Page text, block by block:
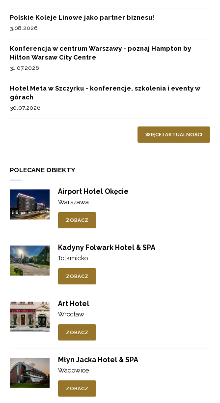
Polskie Koleje Linowe jako partner biznesu!
3.08.2026
Konferencja w centrum Warszawy - poznaj Hampton by
Hilton Warsaw City Centre
31.07.2026
Hotel Meta w Szczyrku - konferencje, szkolenia i eventy w
górach
30.07.2026
WIĘCEJ AKTUALNOŚCI
POLECANE OBIEKTY
Airport Hotel Okęcie
Warszawa
ZOBACZ
Kadyny Folwark Hotel & SPA
Tolkmicko
ZOBACZ
Art Hotel
Wrocław
ZOBACZ
Młyn Jacka Hotel & SPA
Wadowice
ZOBACZ